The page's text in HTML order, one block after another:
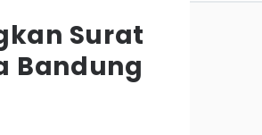
Surat
Bandung